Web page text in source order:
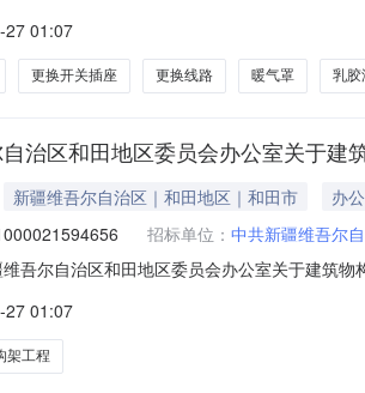
、办公室、舞台铺设:宿舍打隔墙;装饰柜、书
27 01:07
更换开关插座 更换线路 暖气罩 乳胶
治区和田地区委员会办公室关于建
新疆维吾尔自治区｜和田地区｜和田市
办
招标单位： 中共新疆维吾尔
吾尔自治区和田地区委员会办公室关于建筑
购计划文号:采购计划金额（元）:项目所在行
27 01:07
架工程